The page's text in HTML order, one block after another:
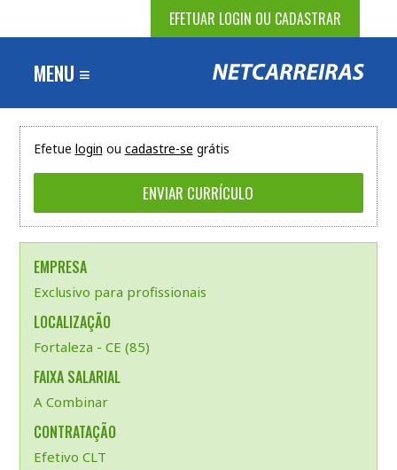
EFETUAR LOGIN OU CADASTRAR
MENU ≡
Efetue login ou cadastre-se grátis
EMPRESA
Exclusivo para profissionais
LOCALIZAÇÃO
Fortaleza - CE (85)
FAIXA SALARIAL
A Combinar
CONTRATAÇÃO
Efetivo CLT